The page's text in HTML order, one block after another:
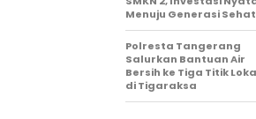
Menuju Generasi Sehat
Polresta Tangerang
Salurkan Bantuan Air
Bersih ke Tiga Titik
di Tigaraksa